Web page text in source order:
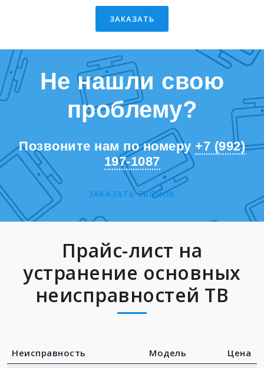
ЗАКАЗАТЬ
Не нашли свою
проблему?
Позвоните нам по номеру +7 (992)
197-1087
ЗАКАЗАТЬ ЗВОНОК
Прайс-лист на
устранение основных
неисправностей ТВ
Неисправность Модель
Цена